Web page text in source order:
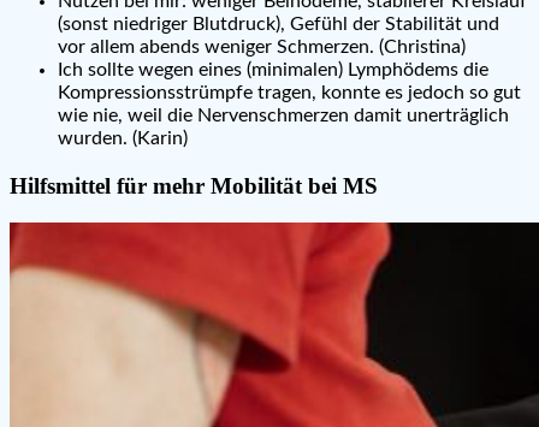
(sonst niedriger Blutdruck), Gefühl der Stabilität und
vor allem abends weniger Schmerzen. (Christina)
Ich sollte wegen eines (minimalen) Lymphödems die
Kompressionsstrümpfe tragen, konnte es jedoch so gut
wie nie, weil die Nervenschmerzen damit unerträglich
wurden. (Karin)
Hilfsmittel für mehr Mobilität bei MS